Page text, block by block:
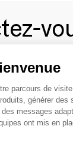
les
de
créez-
parcours de
générer des
messages
ont mis en